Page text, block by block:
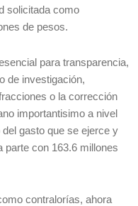
solicitada como
de pesos.
para transparencia,
de investigación,
o la corrección
importantisimo a nivel
gasto que se ejerce y
parte con 163.6 millones
contralorías, ahora